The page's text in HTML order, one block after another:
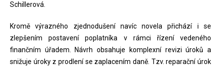
Schillerová.
Kromě výrazného zjednodušení navíc novela přichází i se
zlepšením postavení poplatníka v rámci řízení vedeného
finančním úřadem. Návrh obsahuje komplexní revizi úroků a
snižuje úroky z prodlení se zaplacením daně. Tzv. reparační úrok